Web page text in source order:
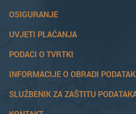
OSIGURANJE
UVJETI PLAĆANJA
PODACI O TVRTKI
INFORMACIJE O OBRADI
SLUŽBENIK ZA ZAŠTITU